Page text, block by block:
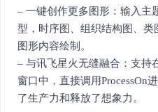
– 一键创作更多图形：输入主
型，时序图、组织结构图、
图形内容绘制。
– 与讯飞星火无缝融合：支持
窗口中，直接调用ProcessOn
了生产力和释放了想象力。